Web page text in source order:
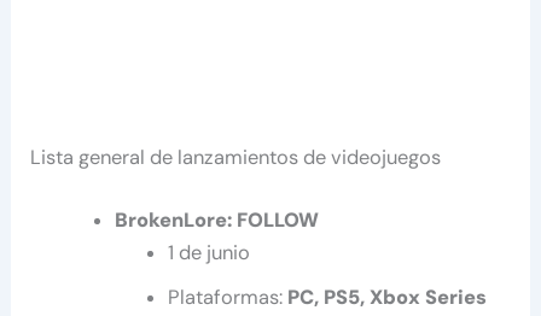
Lista general de lanzamientos de videojuegos
BrokenLore: FOLLOW
1 de junio
Plataformas: PC, PS5, Xbox Series